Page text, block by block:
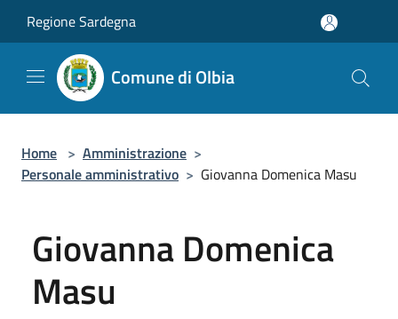
Regione Sardegna
Comune di Olbia
Home > Amministrazione >
Personale amministrativo > Giovanna Domenica Masu
Giovanna Domenica
Masu